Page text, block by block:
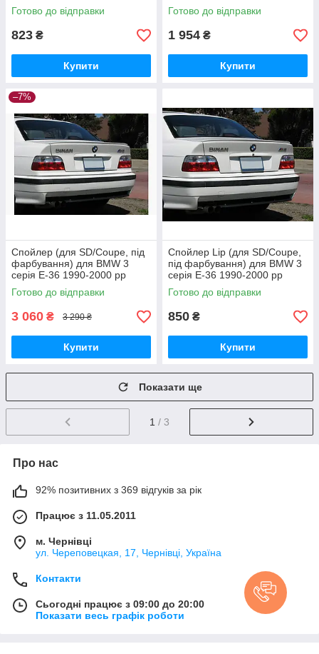
Готово до відправки
823 ₴
Купити
Готово до відправки
1 954 ₴
Купити
–7%
Спойлер (для SD/Coupe, під
фарбування) для BMW 3
серія E-36 1990-2000 рр
Готово до відправки
3 060 ₴ 3 290 ₴
Купити
Спойлер Lip (для SD/Coupe,
під фарбування) для BMW 3
серія E-36 1990-2000 рр
Готово до відправки
850 ₴
Купити
Показати ще
1 / 3
Про нас
92% позитивних з 369 відгуків за рік
Працює з 11.05.2011
м. Чернівці
ул. Череповецкая, 17, Чернівці, Україна
Контакти
Сьогодні працює з 09:00 до 20:00
Показати весь графік роботи